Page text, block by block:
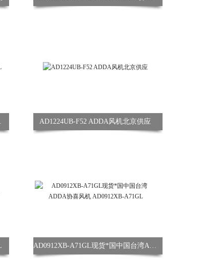
AD1224UB-F52 ADDA风机北京供应
AD0912XB-A71GL现货*国中国台湾ADDA协喜风机 AD0912XB-A71GL